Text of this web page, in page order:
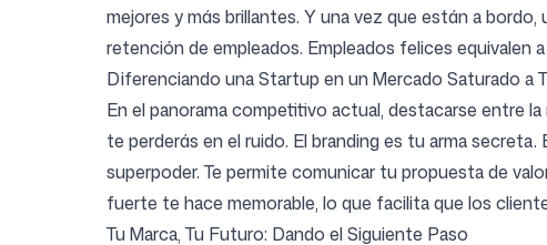
mejores y más brillantes. Y una vez que están a
retención de empleados. Empleados felices equivalen
Diferenciando una Startup en un Mercado Saturado a
En el panorama competitivo actual, destacarse entre
te perderás en el ruido. El branding es tu arma
superpoder. Te permite comunicar tu propuesta de
fuerte te hace memorable, lo que facilita que los
Tu Marca, Tu Futuro: Dando el Siguiente Paso